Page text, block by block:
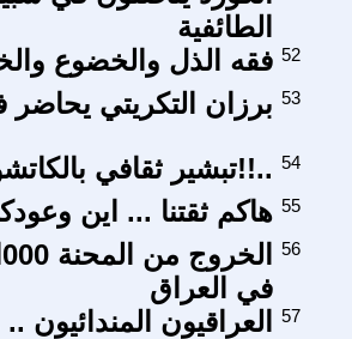
الطائفية
فقه الذل والخضوع 52
برزان التكريتي يحاضر 53
..!!تبشير ثقافي 54
هاكم ثقتنا ... اين 55
في العراق
56
العراقيون المندائيون 57